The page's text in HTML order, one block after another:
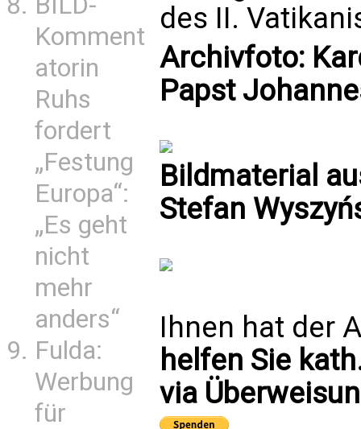
Komment
atorin
Ruhs
fordert
„Festung
Europa“:
„Es geht
nicht
mehr
anders“
Fulda:
Werbung
für
des II.
Archivfoto:
Papst
Bildmaterial
Stefan
Ihnen hat der
helfen Sie
via